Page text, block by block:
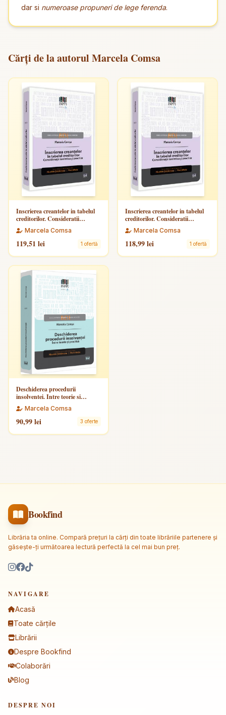
dar si numeroase propuneri de lege ferenda.
Cărți de la autorul Marcela Comsa
Inscrierea creantelor in tabelul
creditorilor. Consideratii
teoretice si practice
Marcela Comsa
119,51 lei 1 ofertă
Inscrierea creantelor in tabelul
creditorilor. Consideratii
teoretice si practice
Marcela Comsa
118,99 lei 1 ofertă
Deschiderea procedurii
insolventei. Intre teorie si
practicaMarcela Comsa
90,99 lei 3 oferte
Bookfind
Librăria ta online. Compară prețuri la cărți din toate librăriile partenere și
găsește-ți următoarea lectură perfectă la cel mai bun preț.
NAVIGARE
Acasă
Toate cărțile
Librării
Despre Bookfind
Colaborări
Blog
DESPRE NOI